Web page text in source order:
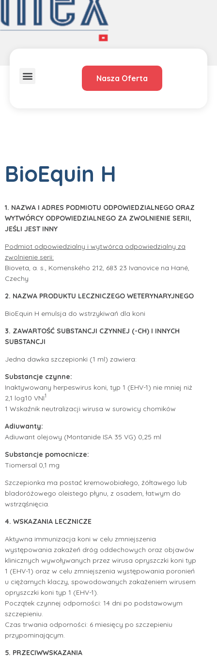
Nasza Oferta
BioEquin H
1. NAZWA I ADRES PODMIOTU ODPOWIEDZIALNEGO ORAZ
WYTWÓRCY ODPOWIEDZIALNEGO ZA ZWOLNIENIE SERII,
JEŚLI JEST INNY
Podmiot odpowiedzialny i wytwórca odpowiedzialny za
zwolnienie serii:
Bioveta, a. s., Komenského 212, 683 23 Ivanovice na Hané,
Czechy
2. NAZWA PRODUKTU LECZNICZEGO WETERYNARYJNEGO
BioEquin H emulsja do wstrzykiwań dla koni
3. ZAWARTOŚĆ SUBSTANCJI CZYNNEJ (-CH) I INNYCH
SUBSTANCJI
Jedna dawka szczepionki (1 ml) zawiera:
Substancje czynne:
Inaktywowany herpeswirus koni, typ 1 (EHV-1) nie mniej niż
2,1 log10 VNI1
1 Wskaźnik neutralizacji wirusa w surowicy chomików
Adiuwanty:
Adiuwant olejowy (Montanide ISA 35 VG) 0,25 ml
Substancje pomocnicze:
Tiomersal 0,1 mg
Szczepionka ma postać kremowobiałego, żółtawego lub
bladoróżowego oleistego płynu, z osadem, łatwym do
wstrząśnięcia.
4. WSKAZANIA LECZNICZE
Aktywna immunizacja koni w celu zmniejszenia
występowania zakażeń dróg oddechowych oraz objawów
klinicznych wywoływanych przez wirusa opryszczki koni typ
1 (EHV-1) oraz w celu zmniejszenia występowania poronień
u ciężarnych klaczy, spowodowanych zakażeniem wirusem
opryszczki koni typ 1 (EHV-1).
Początek czynnej odporności: 14 dni po podstawowym
szczepieniu.
Czas trwania odporności: 6 miesięcy po szczepieniu
przypominającym.
5. PRZECIWWSKAZANIA